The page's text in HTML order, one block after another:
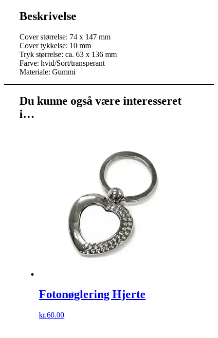
Beskrivelse
Cover størrelse: 74 x 147 mm
Cover tykkelse: 10 mm
Tryk størrelse: ca. 63 x 136 mm
Farve: hvid/Sort/transperant
Materiale: Gummi
Du kunne også være interesseret
i…
Fotonøglering Hjerte
kr.60.00